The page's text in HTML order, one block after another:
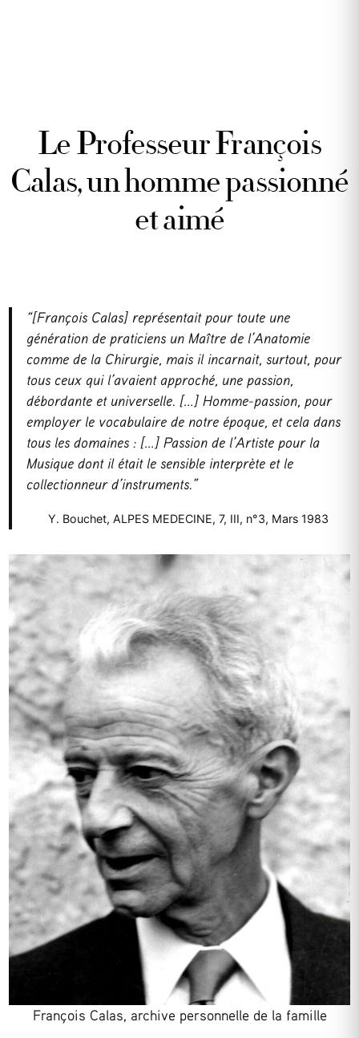
Le Professeur François
Calas, un homme passionné
et aimé
“[François Calas] représentait pour toute une
génération de praticiens un Maître de l’Anatomie
comme de la Chirurgie, mais il incarnait, surtout, pour
tous ceux qui l’avaient approché, une passion,
débordante et universelle. […] Homme-passion, pour
employer le vocabulaire de notre époque, et cela dans
tous les domaines : […] Passion de l’Artiste pour la
Musique dont il était le sensible interprète et le
collectionneur d’instruments.”
Y. Bouchet, ALPES MEDECINE, 7, III, n°3, Mars 1983
François Calas, archive personnelle de la famille